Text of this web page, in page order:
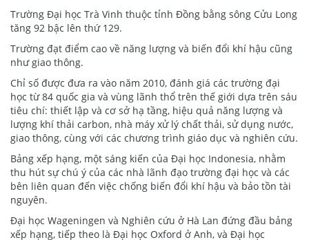
Trường Đại học Trà Vinh thuộc tỉnh Đồng bằng sông Cửu Long
tăng 92 bậc lên thứ 129.
Trường đạt điểm cao về năng lượng và biến đổi khí hậu cũng
như giao thông.
Chỉ số được đưa ra vào năm 2010, đánh giá các trường đại
học từ 84 quốc gia và vùng lãnh thổ trên thế giới dựa trên sáu
tiêu chí: thiết lập và cơ sở hạ tầng, hiệu quả năng lượng và
lượng khí thải carbon, nhà máy xử lý chất thải, sử dụng nước,
giao thông, cùng với các chương trình giáo dục và nghiên cứu.
Bảng xếp hạng, một sáng kiến của Đại học Indonesia, nhằm
thu hút sự chú ý của các nhà lãnh đạo trường đại học và các
bên liên quan đến việc chống biến đổi khí hậu và bảo tồn tài
nguyên.
Đại học Wageningen và Nghiên cứu ở Hà Lan đứng đầu bảng
xếp hạng, tiếp theo là Đại học Oxford ở Anh, và Đại học